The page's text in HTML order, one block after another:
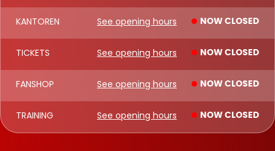
KANTOREN See opening hours NOW CLOSED
TICKETS See opening hours NOW CLOSED
FANSHOP See opening hours NOW CLOSED
TRAINING See opening hours NOW CLOSED